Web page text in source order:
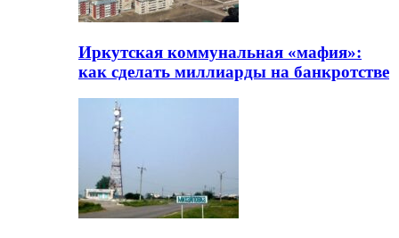
Иркутская коммунальная «мафия»:
как сделать миллиарды на банкротстве